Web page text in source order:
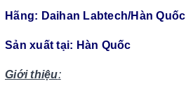
Hãng: Daihan Labtech/Hàn Quốc
Sản xuất tại: Hàn Quốc
Giới thiệu: